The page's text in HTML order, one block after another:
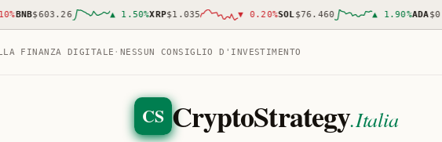
$603.26 ▲ 1.50%XRP$1.035 ▼ 0.20%SOL$76.460 ▲ 1.90%ADA
FINANZA DIGITALE · NESSUN CONSIGLIO D'INVESTIMENTO
CS CryptoStrategy.Italia